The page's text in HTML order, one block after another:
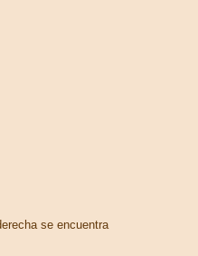
se encuentra